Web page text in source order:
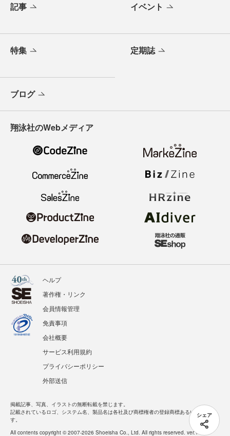
シェア
記事 イベント
特集 定期誌
ブログ
翔泳社のWebメディア
ヘルプ
著作権・リンク
会員情報管理
免責事項
会社概要
サービス利用規約
プライバシーポリシー
外部送信
掲載記事、写真、イラストの無断転載を禁じます。
記載されているロゴ、システム名、製品名は各社及び商標権者の登録商標あるいは商標で
す。
All contents copyright © 2007-2026 Shoeisha Co., Ltd. All rights reserved. ver.1.5